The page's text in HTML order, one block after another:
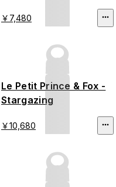
￥7,480
Le Petit Prince & Fox -
Stargazing
￥10,680